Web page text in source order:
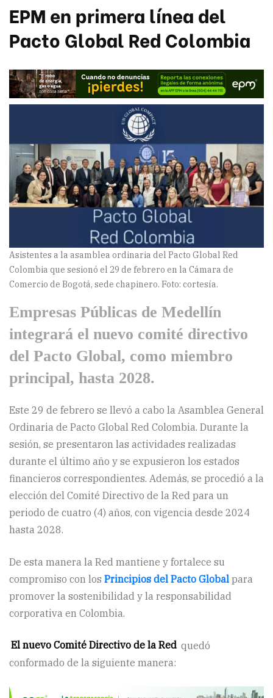
EPM en primera línea del
Pacto Global Red Colombia
Asistentes a la asamblea ordinaria del Pacto Global Red
Colombia que sesionó el 29 de febrero en la Cámara de
Comercio de Bogotá, sede chapinero. Foto: cortesía.
Empresas Públicas de Medellín
integrará el nuevo comité directivo
del Pacto Global, como miembro
principal, hasta 2028.
Este 29 de febrero se llevó a cabo la Asamblea General
Ordinaria de Pacto Global Red Colombia. Durante la
sesión, se presentaron las actividades realizadas
durante el último año y se expusieron los estados
financieros correspondientes. Además, se procedió a la
elección del Comité Directivo de la Red para un
periodo de cuatro (4) años, con vigencia desde 2024
hasta 2028.
De esta manera la Red mantiene y fortalece su
compromiso con los Principios del Pacto Global para
promover la sostenibilidad y la responsabilidad
corporativa en Colombia.
El nuevo Comité Directivo de la Red quedó
conformado de la siguiente manera: